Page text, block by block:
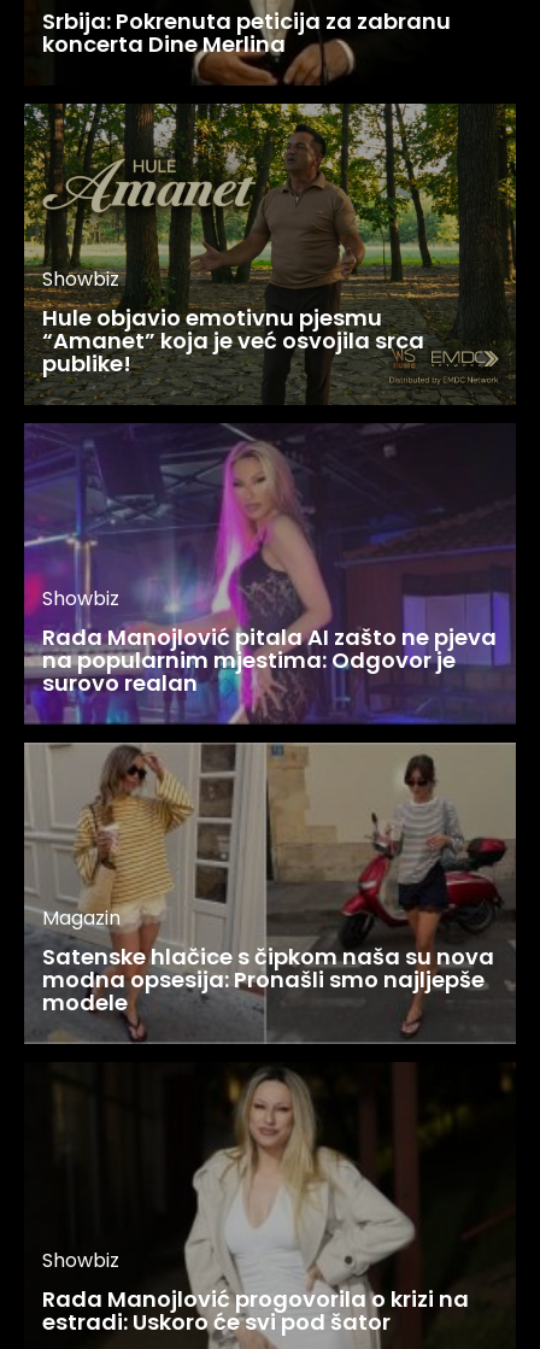
Srbija: Pokrenuta peticija za zabranu
koncerta Dine Merlina
Showbiz
Hule objavio emotivnu pjesmu
“Amanet” koja je već osvojila srca
publike!
Showbiz
Rada Manojlović pitala AI zašto ne pjeva
na popularnim mjestima: Odgovor je
surovo realan
Magazin
Satenske hlačice s čipkom naša su nova
modna opsesija: Pronašli smo najljepše
modele
Showbiz
Rada Manojlović progovorila o krizi na
estradi: Uskoro će svi pod šator